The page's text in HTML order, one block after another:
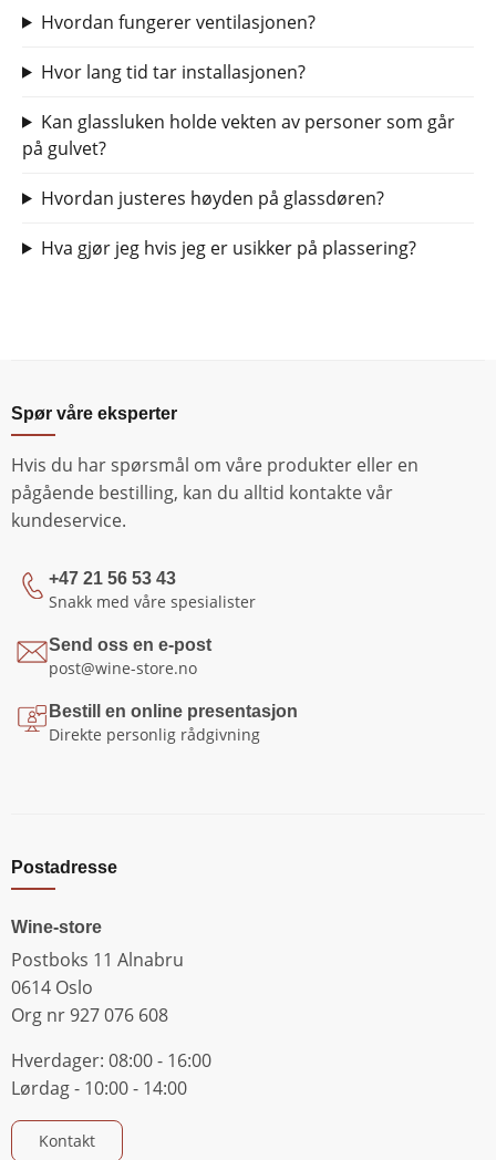
Hvordan fungerer ventilasjonen?
Hvor lang tid tar installasjonen?
Kan glassluken holde vekten av personer som går
på gulvet?
Hvordan justeres høyden på glassdøren?
Hva gjør jeg hvis jeg er usikker på plassering?
Spør våre eksperter
Hvis du har spørsmål om våre produkter eller en
pågående bestilling, kan du alltid kontakte vår
kundeservice.
+47 21 56 53 43
Snakk med våre spesialister
Send oss en e-post
post@wine-store.no
Bestill en online presentasjon
Direkte personlig rådgivning
Postadresse
Wine-store
Postboks 11 Alnabru
0614 Oslo
Org nr 927 076 608
Hverdager: 08:00 - 16:00
Lørdag - 10:00 - 14:00
Kontakt